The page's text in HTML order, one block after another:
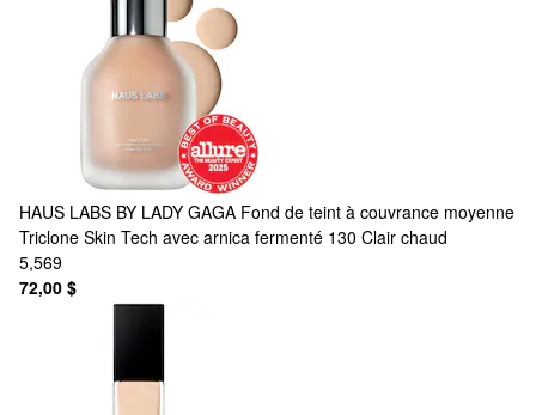
HAUS LABS BY LADY GAGA Fond de teint à couvrance moyenne
Triclone Skin Tech avec arnica fermenté 130 Clair chaud
5,569
72,00 $